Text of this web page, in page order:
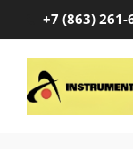
+7 (863) 261-